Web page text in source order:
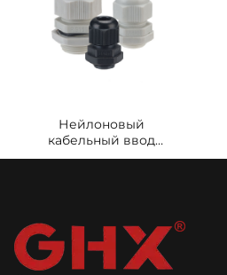
Нейлоновый
кабельный ввод
Удлиненный тип